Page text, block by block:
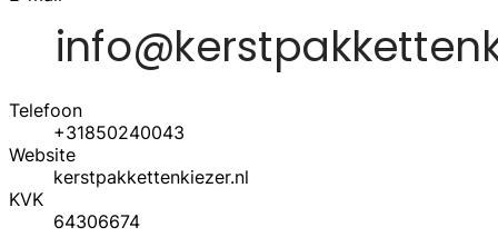
Telefoon
+31850240043
Website
kerstpakkettenkiezer.nl
KVK
64306674